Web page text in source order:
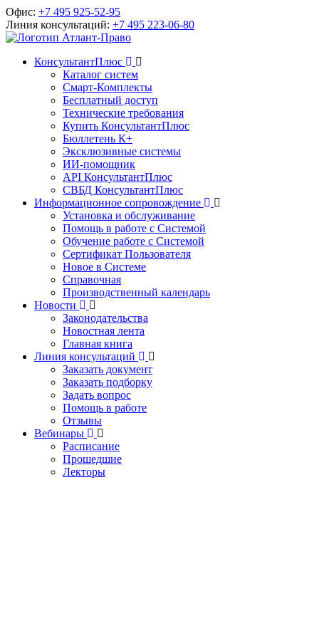
Офис: +7 495 925-52-95
Линия консультаций: +7 495 223-06-80
КонсультантПлюс
Каталог систем
Смарт-Комплекты
Бесплатный доступ
Технические требования
Купить КонсультантПлюс
Бюллетень К+
Эксклюзивные системы
ИИ-помощник
API КонсультантПлюс
СВБД КонсультантПлюс
Информационное сопровождение
Установка и обслуживание
Помощь в работе с Системой
Обучение работе с Системой
Сертификат Пользователя
Новое в Системе
Справочная
Производственный календарь
Новости
Законодательства
Новостная лента
Главная книга
Линия консультаций
Заказать документ
Заказать подборку
Задать вопрос
Помощь в работе
Отзывы
Вебинары
Расписание
Прошедшие
Лекторы